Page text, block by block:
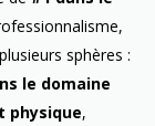
sphères :
le domaine
physique,